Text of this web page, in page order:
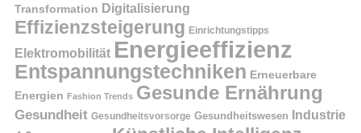
Transformation Digitalisierung
Effizienzsteigerung Einrichtungstipps
Elektromobilität Energieeffizienz
Entspannungstechniken Erneuerbare
Energien Fashion Trends Gesunde Ernährung
Gesundheit Gesundheitsvorsorge Gesundheitswesen Industrie